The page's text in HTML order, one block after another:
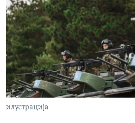
илустрација